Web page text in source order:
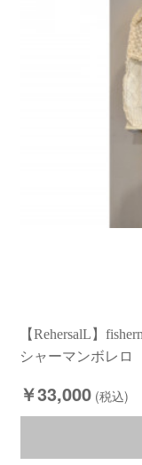
【RehersalL】
シャーマンボレロ
￥33,000 (税込)